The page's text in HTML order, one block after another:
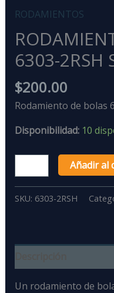
RODAMIENTOS
6303-2RSH
$200.00
Rodamiento de bolas
Disponibilidad: 10
Añadir al
SKU: 6303-2RSH
Un rodamiento de